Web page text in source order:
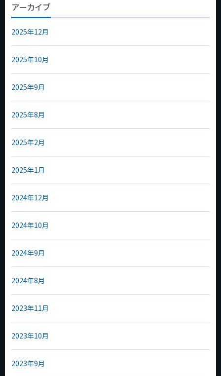
アーカイブ
2025年12月
2025年10月
2025年9月
2025年8月
2025年2月
2025年1月
2024年12月
2024年10月
2024年9月
2024年8月
2023年11月
2023年10月
2023年9月